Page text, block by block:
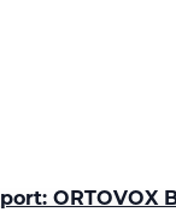
ORTOVOX